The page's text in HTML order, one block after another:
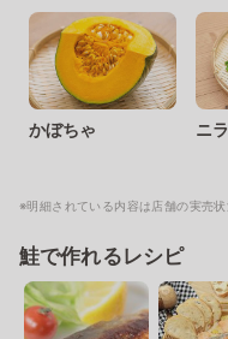
かぼちゃ ニラ
※明細されている内容は店舗の実売
鮭で作れるレシピ